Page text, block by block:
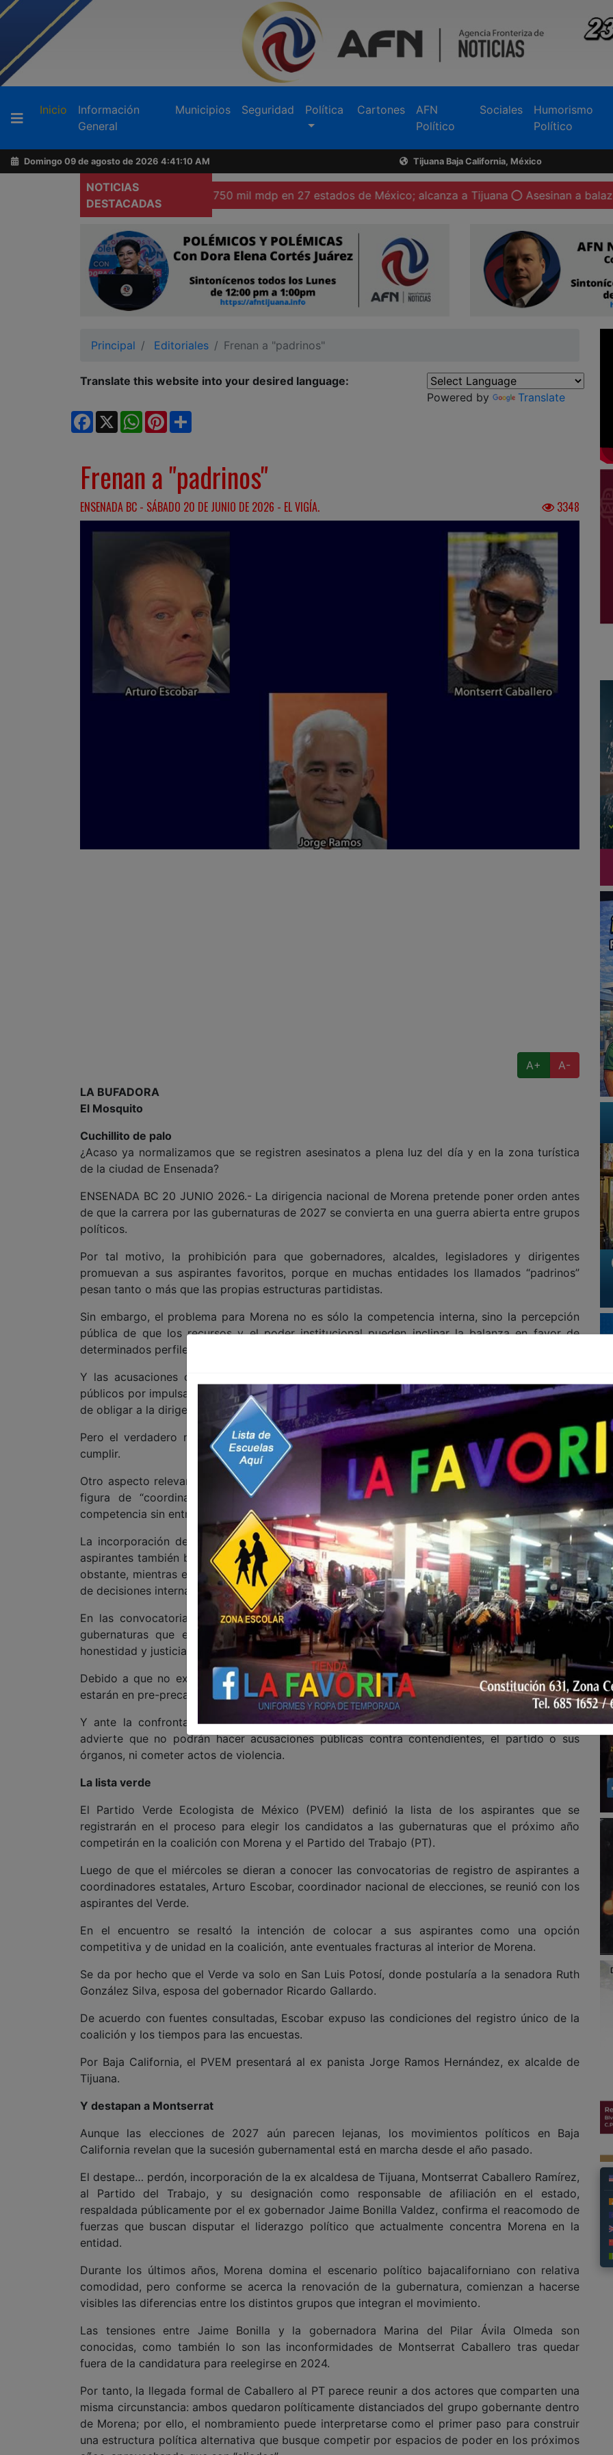
Inicio (current)
Información
General
Municipios Seguridad Política Cartones
AFN
Político
Sociales
Humorismo
Político
Domingo 09 de agosto de 2026 4:41:12 AM Tijuana Baja California, México
NOTICIAS
DESTACADAS
inversión china por 750 mil mdp en 27 estados de México; alcanza a Tijuana Asesinan a balazos a un
Principal Editoriales Frenan a "padrinos"
Translate this website into your desired language:
Powered by
Translate
Facebook
X WhatsApp
Pinterest
Frenan a "padrinos"
ENSENADA BC - SÁBADO 20 DE JUNIO DE 2026 - EL VIGÍA. 3348
A+
A-
LA BUFADORA
El Mosquito
Cuchillito de palo
¿Acaso ya normalizamos que se registren asesinatos a plena luz del día y en la zona turística
de la ciudad de Ensenada?
ENSENADA BC 20 JUNIO 2026.- La dirigencia nacional de Morena pretende poner orden antes
de que la carrera por las gubernaturas de 2027 se convierta en una guerra abierta entre grupos
políticos.
Por tal motivo, la prohibición para que gobernadores, alcaldes, legisladores y dirigentes
promuevan a sus aspirantes favoritos, porque en muchas entidades los llamados “padrinos”
pesan tanto o más que las propias estructuras partidistas.
Sin embargo, el problema para Morena no es sólo la competencia interna, sino la percepción
pública de que los recursos y el poder institucional pueden inclinar la balanza en favor de
determinados perfiles.
Y las acusaciones contra mandatarios estatales, legisladores federales y altos funcionarios
públicos por impulsar a sus “ahijados” políticos se han multiplicado en varios estados, al grado
de obligar a la dirigencia a establecer reglas más estrictas y advertir posibles sanciones.
Pero el verdadero reto no será redactar convocatorias ni emitir advertencias, sino hacerlas
cumplir.
Otro aspecto relevante es que el proceso arrancará con varios meses de anticipación bajo la
figura de “coordinadores de comités de la 4T”, una fórmula que permite adelantar la
competencia sin entrar formalmente en los tiempos electorales.
La incorporación de filtros relacionados con posibles investigaciones o antecedentes de los
aspirantes también busca enviar una señal de control político y de responsabilidad pública; no
obstante, mientras esos mecanismos dependan principalmente de declaraciones de buena fe y
de decisiones internas, las dudas sobre su efectividad seguirán presentes.
En las convocatorias que emitió el partido para quienes aspiran a la candidatura a las 17
gubernaturas que estarán en juego en el 2027 se advierte que la comisión nacional de
honestidad y justicia actuará de oficio si no se respetan las reglas.
Debido a que no existen fechas para la aplicación de encuestas ni resultados, los aspirantes
estarán en pre-precampaña durante varias semanas o meses.
Y ante la confrontación que existe en algunos estados entre los grupos, Morena también
advierte que no podrán hacer acusaciones públicas contra contendientes, el partido o sus
órganos, ni cometer actos de violencia.
La lista verde
El Partido Verde Ecologista de México (PVEM) definió la lista de los aspirantes que se
registrarán en el proceso para elegir los candidatos a las gubernaturas que el próximo año
competirán en la coalición con Morena y el Partido del Trabajo (PT).
Luego de que el miércoles se dieran a conocer las convocatorias de registro de aspirantes a
coordinadores estatales, Arturo Escobar, coordinador nacional de elecciones, se reunió con los
aspirantes del Verde.
En el encuentro se resaltó la intención de colocar a sus aspirantes como una opción
competitiva y de unidad en la coalición, ante eventuales fracturas al interior de Morena.
Se da por hecho que el Verde va solo en San Luis Potosí, donde postularía a la senadora Ruth
González Silva, esposa del gobernador Ricardo Gallardo.
De acuerdo con fuentes consultadas, Escobar expuso las condiciones del registro único de la
coalición y los tiempos para las encuestas.
Por Baja California, el PVEM presentará al ex panista Jorge Ramos Hernández, ex alcalde de
Tijuana.
Y destapan a Montserrat
Aunque las elecciones de 2027 aún parecen lejanas, los movimientos políticos en Baja
California revelan que la sucesión gubernamental está en marcha desde el año pasado.
El destape… perdón, incorporación de la ex alcaldesa de Tijuana, Montserrat Caballero Ramírez,
al Partido del Trabajo, y su designación como responsable de afiliación en el estado,
respaldada públicamente por el ex gobernador Jaime Bonilla Valdez, confirma el reacomodo de
fuerzas que buscan disputar el liderazgo político que actualmente concentra Morena en la
entidad.
Durante los últimos años, Morena domina el escenario político bajacaliforniano con relativa
comodidad, pero conforme se acerca la renovación de la gubernatura, comienzan a hacerse
visibles las diferencias entre los distintos grupos que integran el movimiento.
Las tensiones entre Jaime Bonilla y la gobernadora Marina del Pilar Ávila Olmeda son
conocidas, como también lo son las inconformidades de Montserrat Caballero tras quedar
fuera de la candidatura para reelegirse en 2024.
Por tanto, la llegada formal de Caballero al PT parece reunir a dos actores que comparten una
misma circunstancia: ambos quedaron políticamente distanciados del grupo gobernante dentro
de Morena; por ello, el nombramiento puede interpretarse como el primer paso para construir
una estructura política alternativa que busque competir por espacios de poder en los próximos
Buscador
Acerca
de